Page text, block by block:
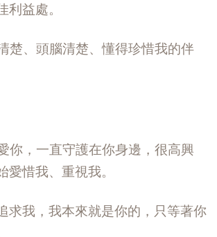
利益處。
楚、頭腦清楚、懂得珍惜我的伴
你，一直守護在你身邊，很高興
愛惜我、重視我。
求我，我本來就是你的，只等著你